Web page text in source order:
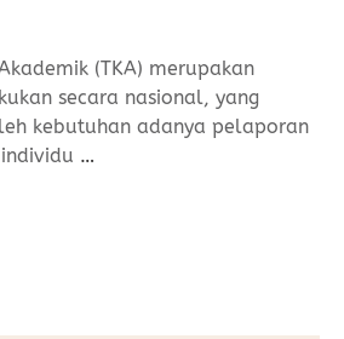
(TKA) merupakan
secara nasional, yang
kebutuhan adanya pelaporan
…